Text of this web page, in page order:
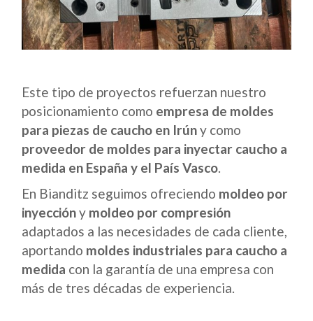
Este tipo de proyectos refuerzan nuestro
posicionamiento como empresa de moldes
para piezas de caucho en Irúny como
proveedor de moldes para inyectar caucho a
medida en España y el País Vasco.
En Bianditz seguimos ofreciendo moldeo por
inyeccióny moldeo por compresión
adaptados a las necesidades de cada cliente,
aportando moldes industriales para caucho a
medida con la garantía de una empresa con
más de tres décadas de experiencia.